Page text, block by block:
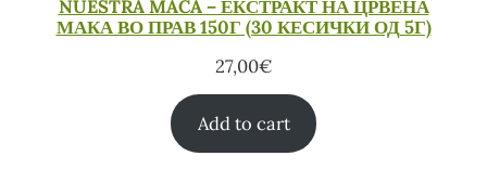
NUESTRA MACA – ЕКСТРАКТ НА ЦРВЕНА
МАКА ВО ПРАВ 150Г (30 КЕСИЧКИ ОД 5Г)
27,00€
Add to cart